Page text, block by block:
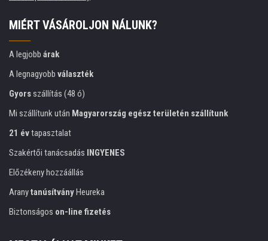
MIÉRT VÁSÁROLJON NÁLUNK?
A legjobb árak
A legnagyobb választék
Gyorsszállítás (48 ó)
Mi szállítunk után Magyarország egész területén szállítunk
21 évtapasztalat
Szakértői tanácsadás
INGYENES
Előzékeny hozzáállás
Aranytanúsítvány Heureka
Biztonságos on-line fizetés